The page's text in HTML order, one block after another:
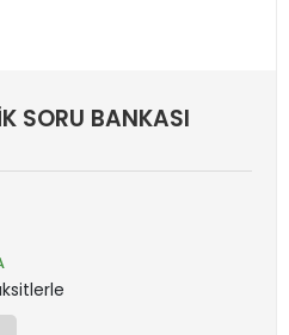
SORU BANKASI